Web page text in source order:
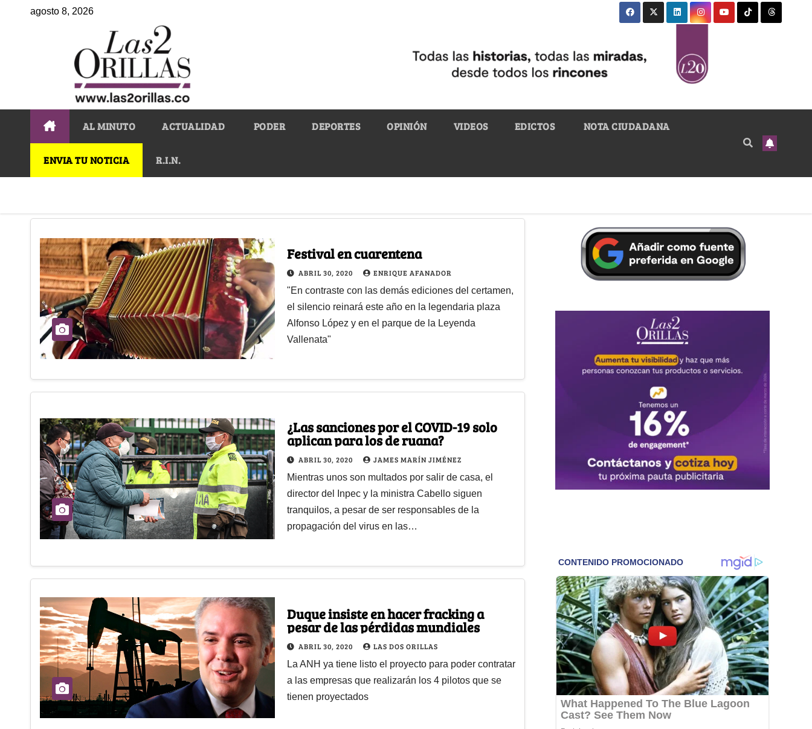
agosto 8, 2026
AL MINUTO ACTUALIDAD PODER DEPORTES OPINIÓN VIDEOS EDICTOS NOTA CIUDADANA
ENVIA TU NOTICIA R.I.N.
Festival en cuarentena
ABRIL 30, 2020 ENRIQUE AFANADOR
"En contraste con las demás ediciones del certamen,
el silencio reinará este año en la legendaria plaza
Alfonso López y en el parque de la Leyenda
Vallenata"
¿Las sanciones por el COVID-19 solo
aplican para los de ruana?
ABRIL 30, 2020 JAMES MARÍN JIMÉNEZ
Mientras unos son multados por salir de casa, el
director del Inpec y la ministra Cabello siguen
tranquilos, a pesar de ser responsables de la
propagación del virus en las…
Duque insiste en hacer fracking a
pesar de las pérdidas mundiales
ABRIL 30, 2020 LAS DOS ORILLAS
La ANH ya tiene listo el proyecto para poder contratar
a las empresas que realizarán los 4 pilotos que se
tienen proyectados